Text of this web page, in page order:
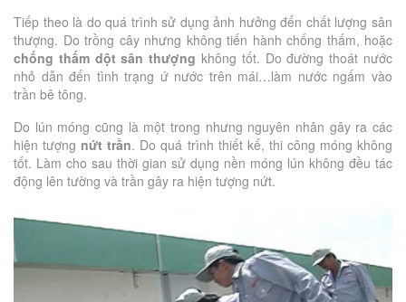
Tiếp theo là do quá trình sử dụng ảnh hưởng đến chất lượng sân
thượng. Do trồng cây nhưng không tiến hành chống thấm, hoặc
chống thấm dột sân thượng không tốt. Do đường thoát nước
nhỏ dẫn đến tình trạng ứ nước trên mái…làm nước ngấm vào
trần bê tông.
Do lún móng cũng là một trong nhưng nguyên nhân gây ra các
hiện tượng nứt trần. Do quá trình thiết kế, thi công móng không
tốt. Làm cho sau thời gian sử dụng nền móng lún không đều tác
động lên tường và trần gây ra hiện tượng nứt.